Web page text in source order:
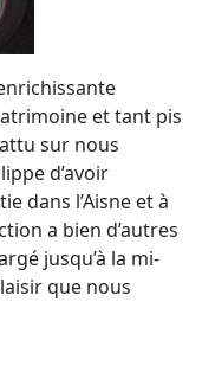
et tant pis
sur nous
d’avoir
dans l’Aisne et à
a bien d’autres
jusqu’à la mi-
que nous